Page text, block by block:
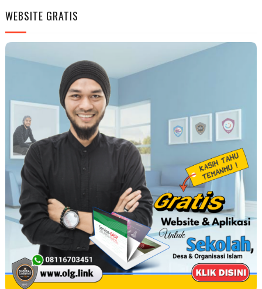
WEBSITE GRATIS